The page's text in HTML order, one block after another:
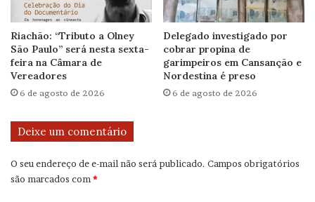
Riachão: “Tributo a Olney
São Paulo” será nesta sexta-
feira na Câmara de
Vereadores
6 de agosto de 2026
Delegado investigado por
cobrar propina de
garimpeiros em Cansanção e
Nordestina é preso
6 de agosto de 2026
Deixe um comentário
O seu endereço de e-mail não será publicado. Campos obrigatórios
são marcados com*